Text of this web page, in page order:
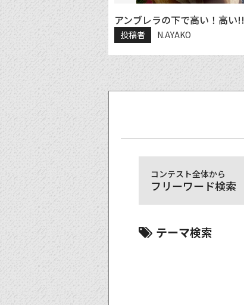
アンブレラの下で高い！高い!!
投稿者 N.AYAKO
コンテスト全体から
フリーワード検索
テーマ検索